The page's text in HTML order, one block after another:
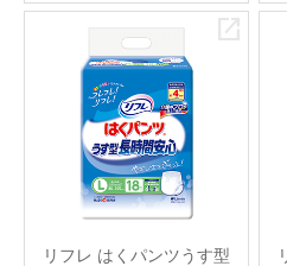
リフレ はくパンツうす型